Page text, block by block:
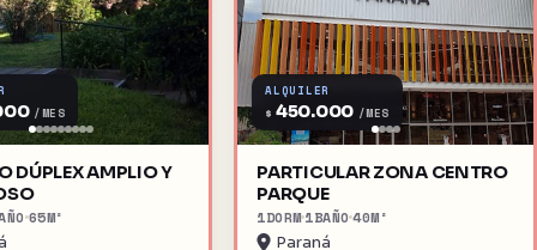
/MES
Y
65M²
ALQUILER
$ 450.000 /MES
PARTICULAR ZONA CENTRO
PARQUE
1DORM 1BAÑO40M²
Paraná